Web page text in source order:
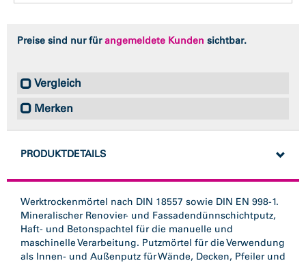
Preise sind nur fürangemeldete Kunden sichtbar.
Vergleich
Merken
PRODUKTDETAILS
Werktrockenmörtel nach DIN 18557 sowie DIN EN 998-1.
Mineralischer Renovier- und Fassadendünnschichtputz,
Haft- und Betonspachtel für die manuelle und
maschinelle Verarbeitung. Putzmörtel für die Verwendung
als Innen- und Außenputz für Wände, Decken, Pfeiler und